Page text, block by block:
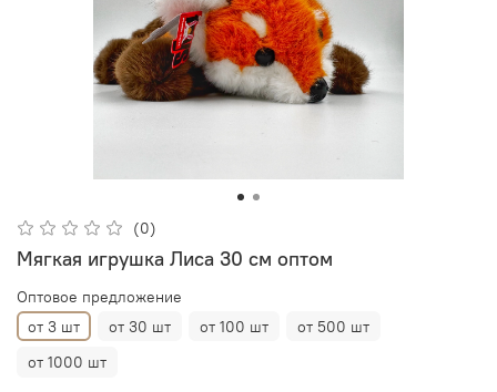
(0)
Мягкая игрушка Лиса 30 см оптом
Оптовое предложение
от 3 шт
от 30 шт от 100 шт
от 500 шт
от 1000 шт